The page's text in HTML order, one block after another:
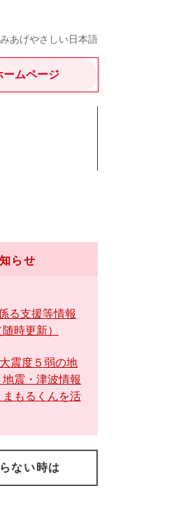
あげやさしい日本語
ームページ
らせ
る支援等情報
時更新）
震度５弱の地
震・津波情報
もるくんを活
ない時は